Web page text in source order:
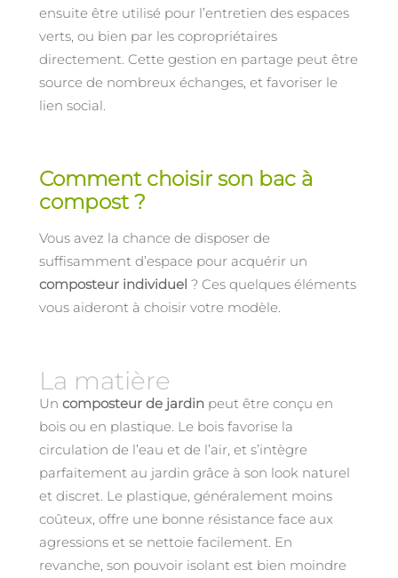
ensuite être utilisé pour l’entretien des espaces
verts, ou bien par les copropriétaires
directement. Cette gestion en partage peut être
source de nombreux échanges, et favoriser le
lien social.
Comment choisir son bac à
compost ?
Vous avez la chance de disposer de
suffisamment d’espace pour acquérir un
composteur individuel ? Ces quelques éléments
vous aideront à choisir votre modèle.
La matière
Un composteur de jardin peut être conçu en
bois ou en plastique. Le bois favorise la
circulation de l’eau et de l’air, et s’intègre
parfaitement au jardin grâce à son look naturel
et discret. Le plastique, généralement moins
coûteux, offre une bonne résistance face aux
agressions et se nettoie facilement. En
revanche, son pouvoir isolant est bien moindre